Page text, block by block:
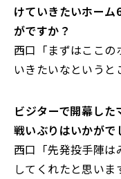
けていきたいホー
がですか？
西口「まずはここの
いきたいなというと
――ビジターで開幕し
戦いぶりはいかがで
西口「先発投手陣
してくれたと思い